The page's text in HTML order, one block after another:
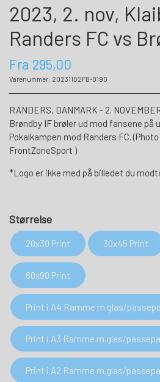
2023, 2. nov,
Randers FC vs
Fra 295,00
Varenummer: 20231102FB-0190
RANDERS, DANMARK - 2.
Brøndby IF brøler ud mod fansene på
Pokalkampen mod Randers FC.
FrontZoneSport )
*Logo er ikke med på billedet du
Størrelse
20x30 Print 30x45 Print
60x90 Print
Print i A4 Ramme m.glas/
Print i A3 Ramme m.glas/
Print i A2 Ramme m.glas/